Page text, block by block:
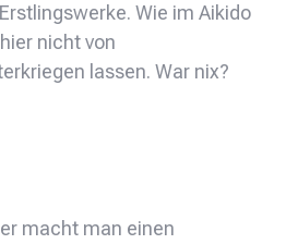
Wie im Aikido
nicht von
lassen. War nix?
macht man einen